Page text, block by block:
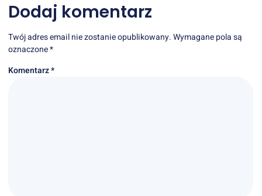
Dodaj komentarz
Twój adres email nie zostanie opublikowany.Wymagane pola są
oznaczone*
Komentarz*